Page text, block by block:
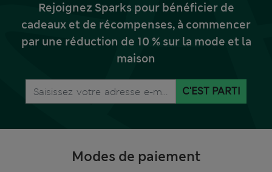
Rejoignez Sparks pour bénéficier de
cadeaux et de récompenses, à commencer
par une réduction de 10 % sur la mode et la
maison
C'EST PARTI
Modes de paiement